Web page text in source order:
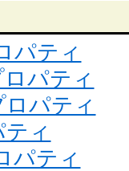
パティ
パティ
パティ
ィ
パティ